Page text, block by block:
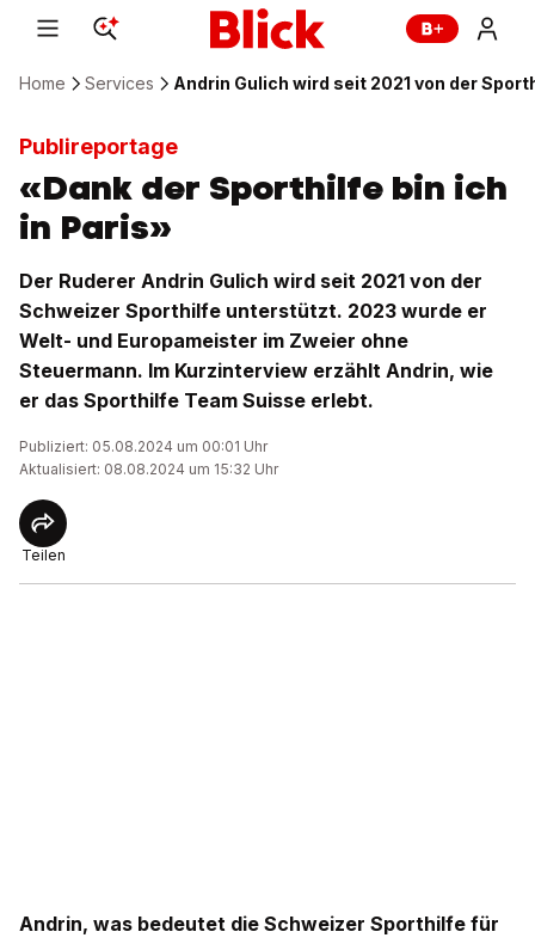
Home Services Andrin Gulich wird seit 2021 von der
Publireportage
«Dank der Sporthilfe bin ich
in Paris»
Der Ruderer Andrin Gulich wird seit 2021 von der
Schweizer Sporthilfe unterstützt. 2023 wurde er
Welt- und Europameister im Zweier ohne
Steuermann. Im Kurzinterview erzählt Andrin, wie
er das Sporthilfe Team Suisse erlebt.
Publiziert: 05.08.2024 um 00:01 Uhr
Aktualisiert: 08.08.2024 um 15:32 Uhr
Teilen
Andrin, was bedeutet die Schweizer Sporthilfe für